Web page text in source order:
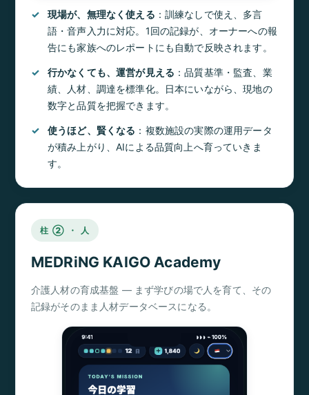
現場が、無理なく使える ：訓練なしで使え、多言
語・音声入力に対応。1回の記録が、オーナーへの報
告にも家族へのレポートにも自動で反映されます。
行かなくても、運営が見える ：品質基準・監査、業
績、人材、調達を標準化。日本にいながら、現地の
数字と品質を把握できます。
使うほど、賢くなる ：複数施設の実際の運用データ
が積み上がり、AIによる品質向上へ育っていきま
す。
柱 ② ・ 人
MEDRiNG KAIGO Academy
介護人材の育成基盤 ― まず学びの場で人を育て、その
記録がそのまま人材データベースになる。